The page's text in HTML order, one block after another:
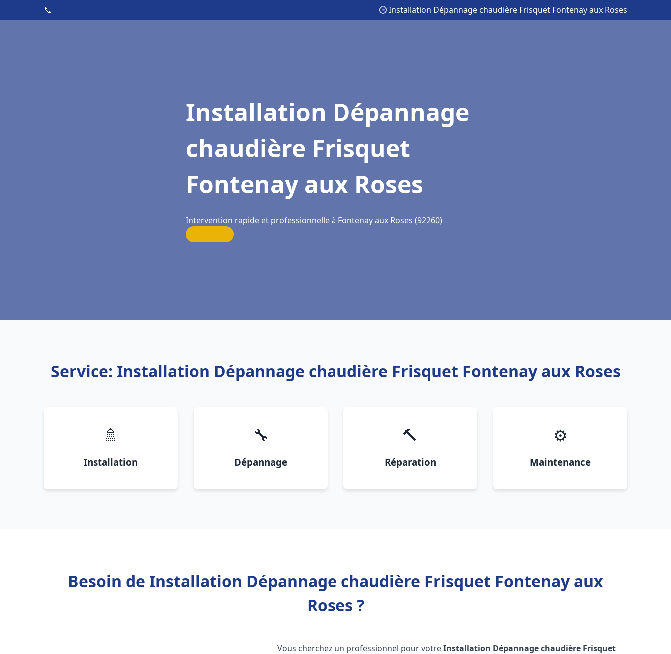
📞 🕒 Installation Dépannage chaudière Frisquet Fontenay aux Roses
Installation Dépannage
chaudière Frisquet
Fontenay aux Roses
Intervention rapide et professionnelle à Fontenay aux Roses (92260)
Service: Installation Dépannage chaudière Frisquet Fontenay aux Roses
🚿
Installation
🔧
Dépannage
🔨
Réparation
⚙️
Maintenance
Besoin de Installation Dépannage chaudière Frisquet Fontenay aux
Roses ?
Vous cherchez un professionnel pour votreInstallation Dépannage chaudière Frisquet